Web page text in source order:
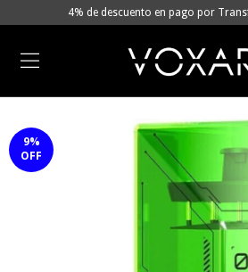
4% de descuento en pago por
9%
OFF